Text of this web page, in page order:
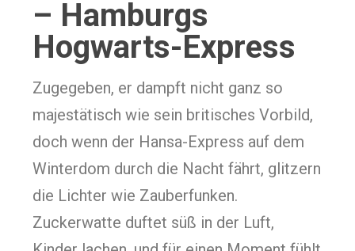
– Hamburgs
Hogwarts-Express
Zugegeben, er dampft nicht ganz so
majestätisch wie sein britisches Vorbild,
doch wenn der Hansa-Express auf dem
Winterdom durch die Nacht fährt, glitzern
die Lichter wie Zauberfunken.
Zuckerwatte duftet süß in der Luft,